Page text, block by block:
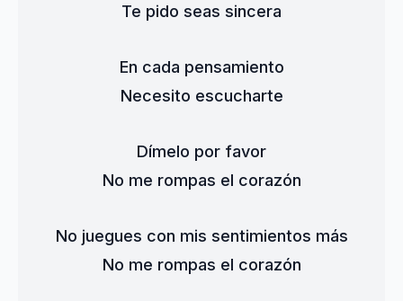
Te pido seas sincera
En cada pensamiento
Necesito escucharte
Dímelo por favor
No me rompas el corazón
No juegues con mis sentimientos más
No me rompas el corazón